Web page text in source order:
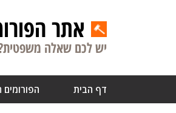
אתר
יש לכם שאלה
דף הבית